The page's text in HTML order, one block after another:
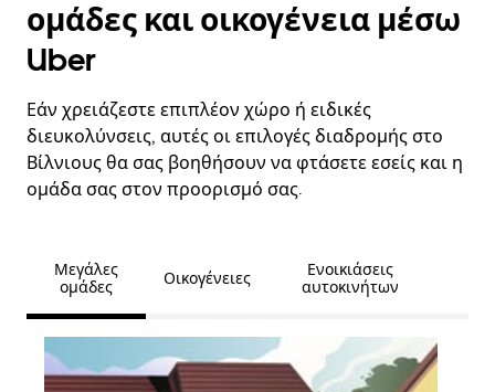
ομάδες και οικογένεια μέσω
Uber
Εάν χρειάζεστε επιπλέον χώρο ή ειδικές
διευκολύνσεις, αυτές οι επιλογές διαδρομής στο
Βίλνιους θα σας βοηθήσουν να φτάσετε εσείς και η
ομάδα σας στον προορισμό σας.
Μεγάλες
ομάδες
Οικογένειες
Ενοικιάσεις
αυτοκινήτων